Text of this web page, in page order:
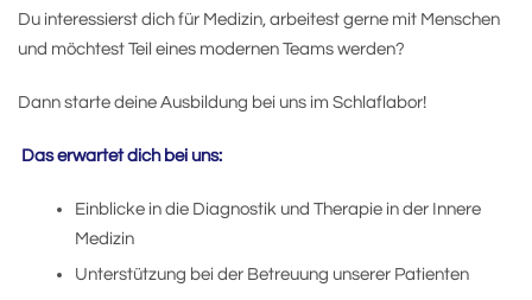
Du interessierst dich für Medizin, arbeitest gerne mit Menschen
und möchtest Teil eines modernen Teams werden?
Dann starte deine Ausbildung bei uns im Schlaflabor!
Das erwartet dich bei uns:
Einblicke in die Diagnostik und Therapie in der Innere
Medizin
Unterstützung bei der Betreuung unserer Patienten